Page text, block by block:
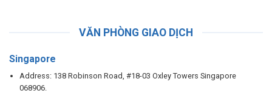
VĂN PHÒNG GIAO DỊCH
Singapore
Address: 138 Robinson Road, #18-03 Oxley Towers Singapore
068906.